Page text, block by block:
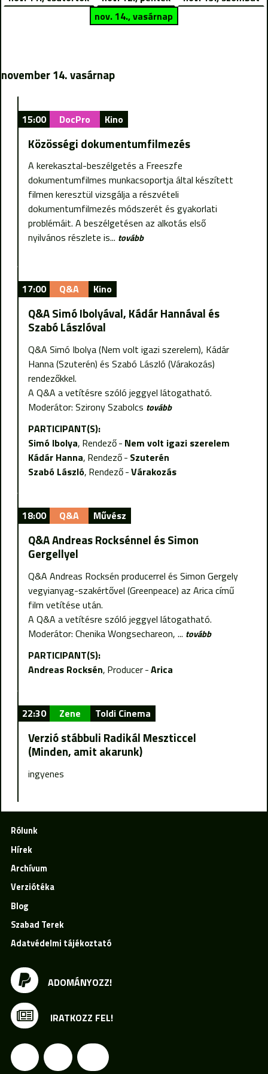
nov. 14., vasárnap
november 14. vasárnap
15:00 DocPro Kino
Közösségi dokumentumfilmezés
A kerekasztal-beszélgetés a Freeszfe
dokumentumfilmes munkacsoportja által készített
filmen keresztül vizsgálja a részvételi
dokumentumfilmezés módszerét és gyakorlati
problémáit. A beszélgetésen az alkotás első
nyilvános részlete is... tovább
17:00 Q&A Kino
Q&A Simó Ibolyával, Kádár Hannával és
Szabó Lászlóval
Q&A Simó Ibolya (Nem volt igazi szerelem), Kádár
Hanna (Szuterén) és Szabó László (Várakozás)
rendezőkkel.
A Q&A a vetítésre szóló jeggyel látogatható.
Moderátor: Szirony Szabolcs tovább
PARTICIPANT(S):
Simó Ibolya Rendező Nem volt igazi szerelem
Kádár Hanna Rendező Szuterén
Szabó László Rendező Várakozás
18:00 Q&A Művész
Q&A Andreas Rocksénnel és Simon
Gergellyel
Q&A Andreas Rocksén producerrel és Simon Gergely
vegyianyag-szakértővel (Greenpeace) az Arica című
film vetítése után.
A Q&A a vetítésre szóló jeggyel látogatható.
Moderátor: Chenika Wongsechareon, ... tovább
PARTICIPANT(S):
Andreas Rocksén Producer Arica
22:30 Zene Toldi Cinema
Verzió stábbuli Radikál Meszticcel
(Minden, amit akarunk)
ingyenes
ADOMÁNYOZZ!
IRATKOZZ FEL!
Rólunk
Hírek
Archívum
Verziótéka
Blog
Szabad Terek
Adatvédelmi tájékoztató